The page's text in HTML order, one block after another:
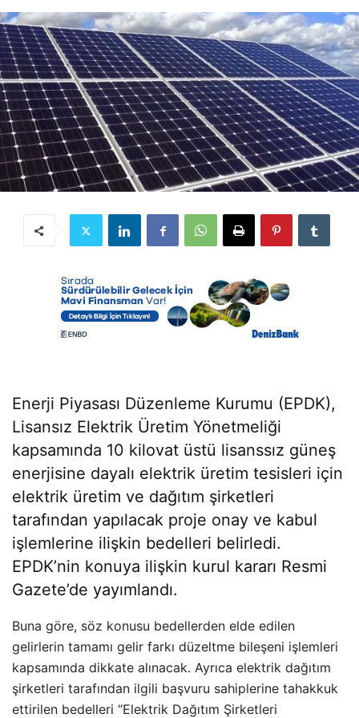
Enerji Piyasası Düzenleme Kurumu (EPDK),
Lisansız Elektrik Üretim Yönetmeliği
kapsamında 10 kilovat üstü lisanssız güneş
enerjisine dayalı elektrik üretim tesisleri için
elektrik üretim ve dağıtım şirketleri
tarafından yapılacak proje onay ve kabul
işlemlerine ilişkin bedelleri belirledi.
EPDK’nin konuya ilişkin kurul kararı Resmi
Gazete’de yayımlandı.
Buna göre, söz konusu bedellerden elde edilen
gelirlerin tamamı gelir farkı düzeltme bileşeni işlemleri
kapsamında dikkate alınacak. Ayrıca elektrik dağıtım
şirketleri tarafından ilgili başvuru sahiplerine tahakkuk
ettirilen bedelleri “Elektrik Dağıtım Şirketleri